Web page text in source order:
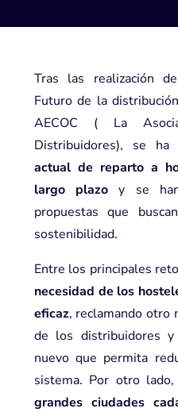
Tras las realización
Futuro de la
AECOC ( La
Distribuidores), se ha
actual de reparto a
largo plazo y se
propuestas que
sostenibilidad.
Entre los principales
necesidad de los
eficaz, reclamando otro
de los distribuidores
nuevo que permita
sistema. Por otro lado,
grandes ciudades